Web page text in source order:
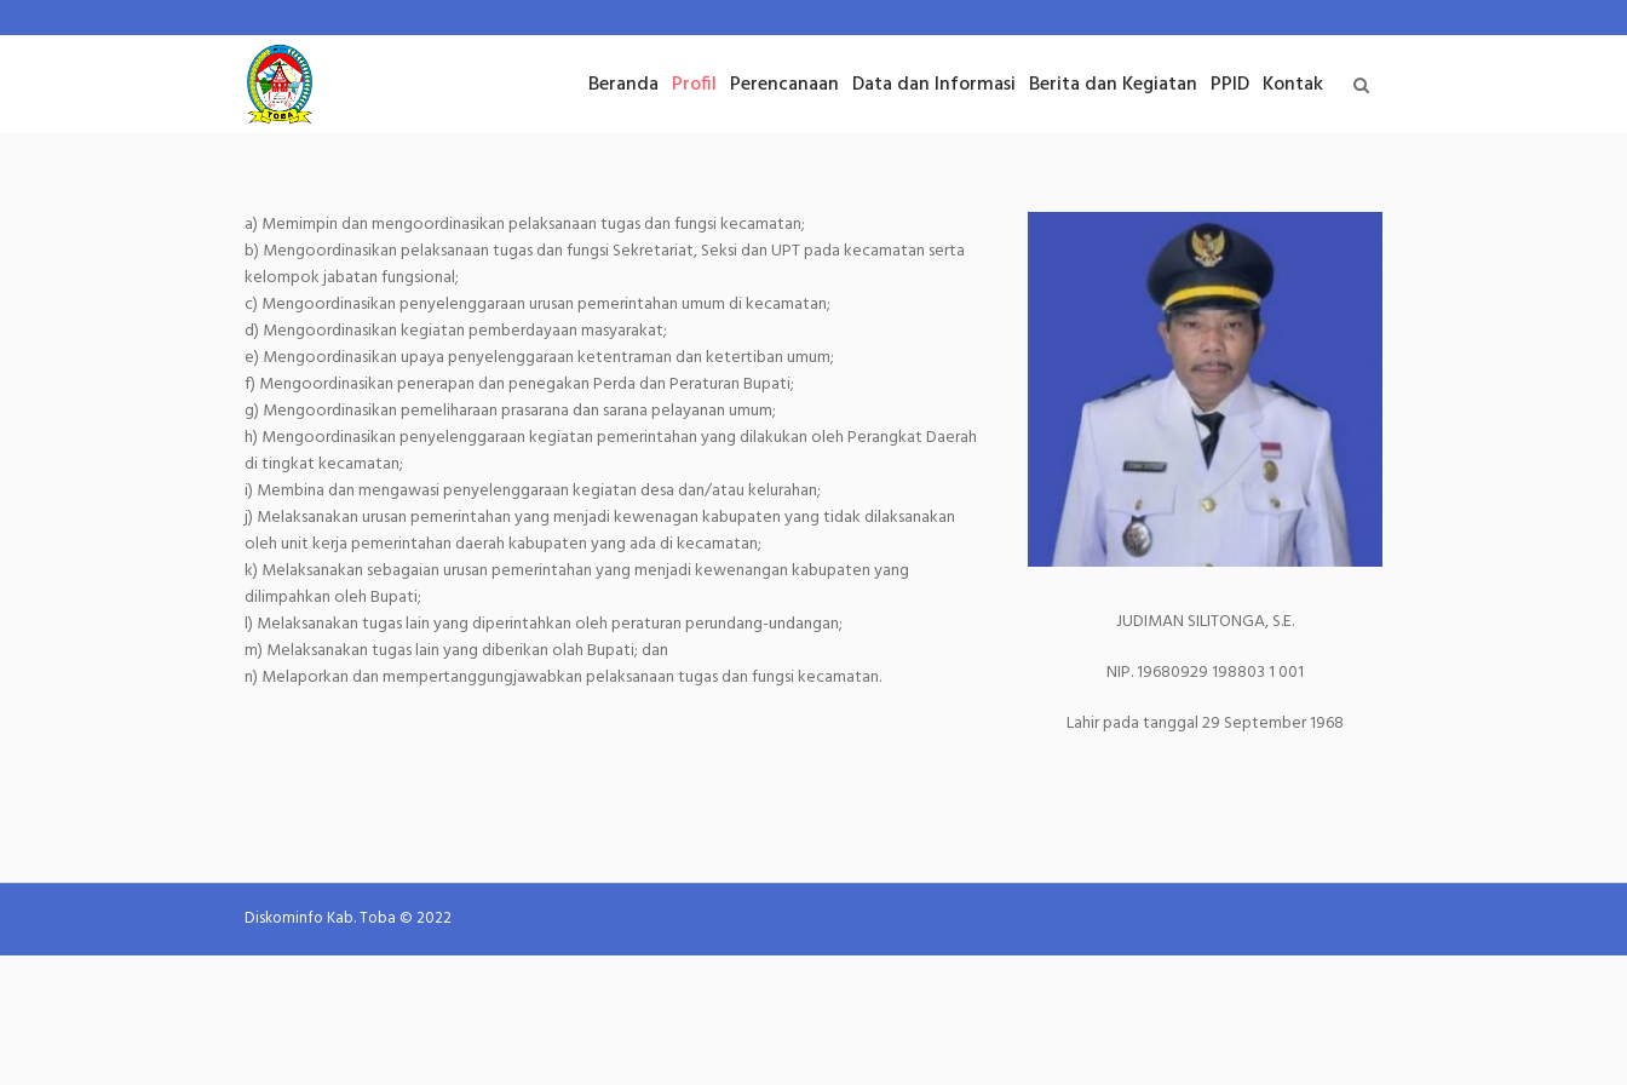
Beranda Profil Perencanaan Data dan Informasi Berita dan Kegiatan PPID Kontak
a) Memimpin dan mengoordinasikan pelaksanaan tugas dan fungsi kecamatan;
b) Mengoordinasikan pelaksanaan tugas dan fungsi Sekretariat, Seksi dan UPT pada kecamatan serta
kelompok jabatan fungsional;
c) Mengoordinasikan penyelenggaraan urusan pemerintahan umum di kecamatan;
d) Mengoordinasikan kegiatan pemberdayaan masyarakat;
e) Mengoordinasikan upaya penyelenggaraan ketentraman dan ketertiban umum;
f) Mengoordinasikan penerapan dan penegakan Perda dan Peraturan Bupati;
g) Mengoordinasikan pemeliharaan prasarana dan sarana pelayanan umum;
h) Mengoordinasikan penyelenggaraan kegiatan pemerintahan yang dilakukan oleh Perangkat Daerah
di tingkat kecamatan;
i) Membina dan mengawasi penyelenggaraan kegiatan desa dan/atau kelurahan;
j) Melaksanakan urusan pemerintahan yang menjadi kewenagan kabupaten yang tidak dilaksanakan
oleh unit kerja pemerintahan daerah kabupaten yang ada di kecamatan;
k) Melaksanakan sebagaian urusan pemerintahan yang menjadi kewenangan kabupaten yang
dilimpahkan oleh Bupati;
l) Melaksanakan tugas lain yang diperintahkan oleh peraturan perundang-undangan;
m) Melaksanakan tugas lain yang diberikan olah Bupati; dan
n) Melaporkan dan mempertanggungjawabkan pelaksanaan tugas dan fungsi kecamatan.
JUDIMAN SILITONGA, S.E.
NIP. 19680929 198803 1 001
Lahir pada tanggal 29 September 1968
Diskominfo Kab. Toba © 2022